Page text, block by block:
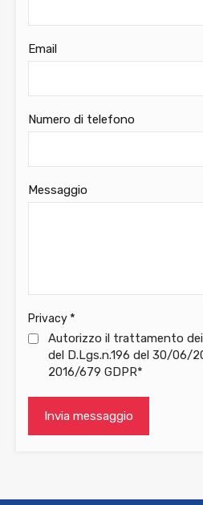
Email
Numero di telefono
Messaggio
Privacy *
Autorizzo il trattamento
del D.Lgs.n.196 del 30/06/
2016/679 GDPR*